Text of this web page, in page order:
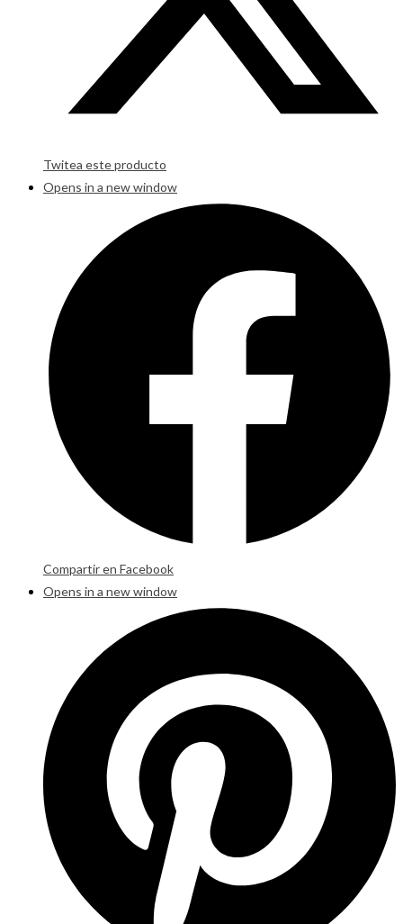
Twitea este producto
Opens in a new window
Compartir en Facebook
Opens in a new window